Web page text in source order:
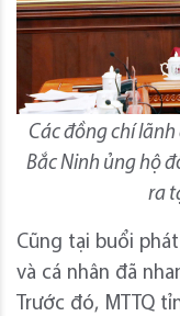
Các đồng chí
Bắc Ninh ủng hộ
ra
Cũng tại buổi
và cá nhân đã
Trước đó, MTTQ